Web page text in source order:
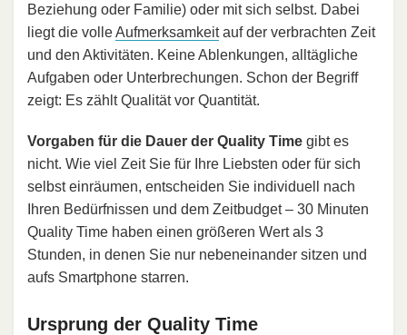
Beziehung oder Familie) oder mit sich selbst. Dabei
liegt die volleAufmerksamkeitauf der verbrachten Zeit
und den Aktivitäten. Keine Ablenkungen, alltägliche
Aufgaben oder Unterbrechungen. Schon der Begriff
zeigt: Es zählt Qualität vor Quantität.
Vorgaben für die Dauer der Quality Time gibt es
nicht. Wie viel Zeit Sie für Ihre Liebsten oder für sich
selbst einräumen, entscheiden Sie individuell nach
Ihren Bedürfnissen und dem Zeitbudget – 30 Minuten
Quality Time haben einen größeren Wert als 3
Stunden, in denen Sie nur nebeneinander sitzen und
aufs Smartphone starren.
Ursprung der Quality Time